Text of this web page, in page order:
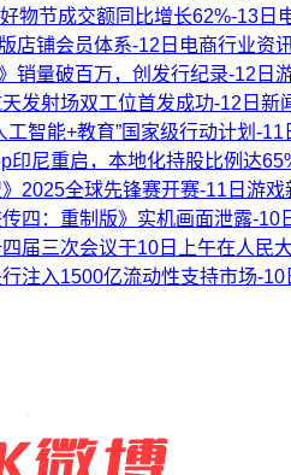
物节成交额同比增长62%-13日
店铺会员体系-12日电商行业资
》销量破百万，创发行纪录-12日
发射场双工位首发成功-12日新
工智能+教育”国家级行动计划-11
印尼重启，本地化持股比例达
》2025全球先锋赛开赛-11日游戏
传四：重制版》实机画面泄露-10
届三次会议于10日上午在人民
注入1500亿流动性支持市场-10